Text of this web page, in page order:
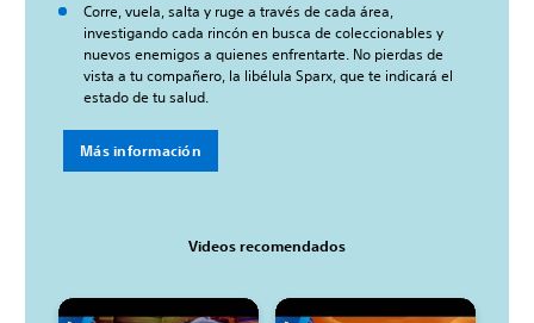
Corre, vuela, salta y ruge a través de cada área,
investigando cada rincón en busca de coleccionables y
nuevos enemigos a quienes enfrentarte. No pierdas de
vista a tu compañero, la libélula Sparx, que te indicará el
estado de tu salud.
Más información
Videos recomendados